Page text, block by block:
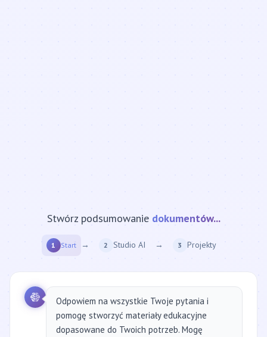
Stwórz podsumowanie strony internetowej...
1 Start → 2 Studio AI → 3 Projekty
Odpowiem na wszystkie Twoje pytania i
pomogę stworzyć materiały edukacyjne
dopasowane do Twoich potrzeb. Mogę